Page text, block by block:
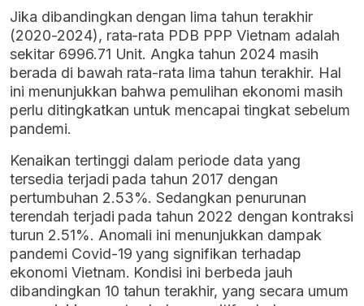
Jika dibandingkan dengan lima tahun terakhir
(2020-2024), rata-rata PDB PPP Vietnam adalah
sekitar 6996.71 Unit. Angka tahun 2024 masih
berada di bawah rata-rata lima tahun terakhir. Hal
ini menunjukkan bahwa pemulihan ekonomi masih
perlu ditingkatkan untuk mencapai tingkat sebelum
pandemi.
Kenaikan tertinggi dalam periode data yang
tersedia terjadi pada tahun 2017 dengan
pertumbuhan 2.53%. Sedangkan penurunan
terendah terjadi pada tahun 2022 dengan kontraksi
turun 2.51%. Anomali ini menunjukkan dampak
pandemi Covid-19 yang signifikan terhadap
ekonomi Vietnam. Kondisi ini berbeda jauh
dibandingkan 10 tahun terakhir, yang secara umum